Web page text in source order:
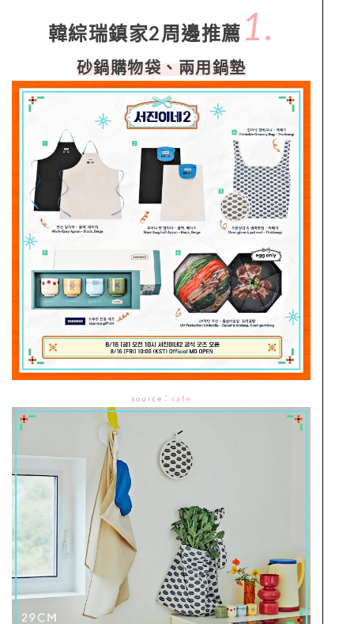
韓綜瑞鎮家2周邊推薦 1.
砂鍋購物袋、兩用鍋墊
source ： cafe